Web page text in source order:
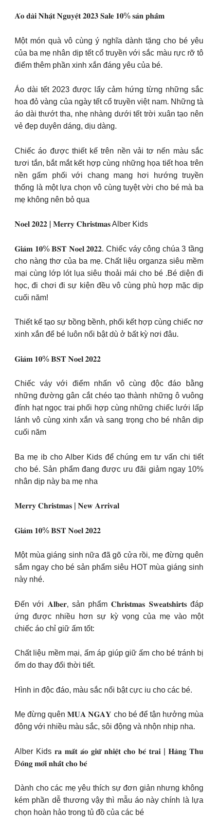
𝐀́𝐨 𝐝𝐚̀𝐢 𝐍𝐡𝐚̣̂𝐭 𝐍𝐠𝐮𝐲𝐞̣̂𝐭 𝟐𝟎𝟐𝟑 𝐒𝐚𝐥𝐞 𝟏𝟎% 𝐬𝐚̉𝐧 𝐩𝐡𝐚̂̉𝐦
Một món quà vô cùng ý nghĩa dành tặng cho bé yêu
của ba mẹ nhân dịp tết cổ truyền với sắc màu rực rỡ tô
điểm thêm phần xinh xắn đáng yêu của bé.
Áo dài tết 2023 được lấy cảm hứng từng những sắc
hoa đỏ vàng của ngày tết cổ truyền việt nam. Những tà
áo dài thướt tha, nhẹ nhàng dưới tết trời xuân tạo nên
vẻ đẹp duyên dáng, dịu dàng.
Chiếc áo được thiết kế trên nền vải tơ nến màu sắc
tươi tắn, bắt mắt kết hợp cùng những họa tiết hoa trên
nền gấm phối với chang mang hơi hướng truyền
thống là một lựa chọn vô cùng tuyệt vời cho bé mà ba
mẹ không nên bỏ qua
𝐍𝐨𝐞𝐥 𝟐𝟎𝟐𝟐 | 𝐌𝐞𝐫𝐫𝐲 𝐂𝐡𝐫𝐢𝐬𝐭𝐦𝐚𝐬 Alber Kids
𝐆𝐢𝐚̉𝐦 𝟏𝟎% 𝐁𝐒𝐓 𝐍𝐨𝐞𝐥 𝟐𝟎𝟐𝟐. Chiếc váy công chúa 3 tầng
cho nàng thơ của ba mẹ. Chất liệu organza siêu mềm
mại cùng lớp lót lụa siêu thoải mái cho bé .Bé diện đi
học, đi chơi đi sự kiện đều vô cùng phù hợp mặc dịp
cuối năm!
Thiết kế tạo sự bồng bềnh, phối kết hợp cùng chiếc nơ
xinh xắn để bé luôn nổi bật dù ở bất kỳ nơi đâu.
𝐆𝐢𝐚̉𝐦 𝟏𝟎% 𝐁𝐒𝐓 𝐍𝐨𝐞𝐥 𝟐𝟎𝟐𝟐
Chiếc váy với điểm nhấn vô cùng độc đáo bằng
những đường gân cắt chéo tạo thành những ô vuông
đính hạt ngọc trai phối hợp cùng những chiếc lưới lấp
lánh vô cùng xinh xắn và sang trọng cho bé nhân dịp
cuối năm
Ba mẹ ib cho Alber Kids để chúng em tư vấn chi tiết
cho bé. Sản phẩm đang được ưu đãi giảm ngay 10%
nhân dịp này ba mẹ nha
𝐌𝐞𝐫𝐫𝐲 𝐂𝐡𝐫𝐢𝐬𝐭𝐦𝐚𝐬 | 𝐍𝐞𝐰 𝐀𝐫𝐫𝐢𝐯𝐚𝐥
𝐆𝐢𝐚̉𝐦 𝟏𝟎% 𝐁𝐒𝐓 𝐍𝐨𝐞𝐥 𝟐𝟎𝟐𝟐
Một mùa giáng sinh nữa đã gõ cửa rồi, mẹ đừng quên
sắm ngay cho bé sản phẩm siêu HOT mùa giáng sinh
này nhé.
Đến với 𝐀𝐥𝐛𝐞𝐫, sản phẩm 𝐂𝐡𝐫𝐢𝐬𝐭𝐦𝐚𝐬 𝐒𝐰𝐞𝐚𝐭𝐬𝐡𝐢𝐫𝐭𝐬 đáp
ứng được nhiều hơn sự kỳ vọng của mẹ vào một
chiếc áo chỉ giữ ấm tốt:
Chất liệu mềm mại, ấm áp giúp giữ ấm cho bé tránh bị
ốm do thay đổi thời tiết.
Hình in độc đáo, màu sắc nổi bật cực iu cho các bé.
Mẹ đừng quên 𝐌𝐔𝐀 𝐍𝐆𝐀𝐘 cho bé để tận hưởng mùa
đông với nhiều màu sắc, sôi động và nhộn nhịp nha.
Alber Kids 𝐫𝐚 𝐦𝐚̆́𝐭 𝐚́𝐨 𝐠𝐢𝐮̛̃ 𝐧𝐡𝐢𝐞̣̂𝐭 𝐜𝐡𝐨 𝐛𝐞́ 𝐭𝐫𝐚𝐢 | 𝐇𝐚̀𝐧𝐠 𝐓𝐡𝐮
Đ𝐨̂𝐧𝐠 𝐦𝐨̛́𝐢 𝐧𝐡𝐚̂́𝐭 𝐜𝐡𝐨 𝐛𝐞́
Dành cho các mẹ yêu thích sự đơn giản nhưng không
kém phần dễ thương vậy thì mẫu áo này chính là lựa
chọn hoàn hảo trong tủ đồ của các bé